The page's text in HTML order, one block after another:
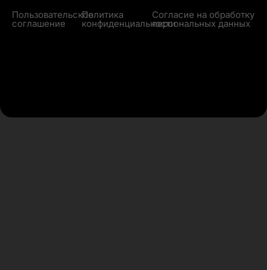
Пользовательское
соглашение
Политика
конфиденциальности
Согласие на обработку
персональных данных